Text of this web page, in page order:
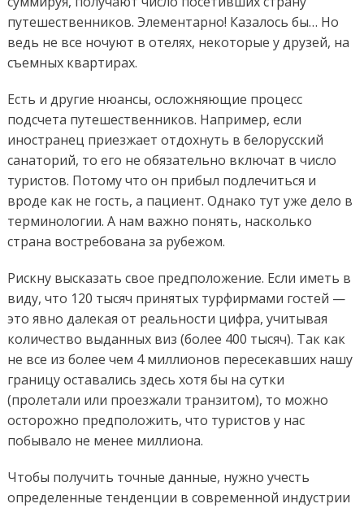
путешественников. Элементарно! Казалось бы… Но
ведь не все ночуют в отелях, некоторые у друзей, на
съемных квартирах.
Есть и другие нюансы, осложняющие процесс
подсчета путешественников. Например, если
иностранец приезжает отдохнуть в белорусский
санаторий, то его не обязательно включат в число
туристов. Потому что он прибыл подлечиться и
вроде как не гость, а пациент. Однако тут уже дело в
терминологии. А нам важно понять, насколько
страна востребована за рубежом.
Рискну высказать свое предположение. Если иметь в
виду, что 120 тысяч принятых турфирмами гостей —
это явно далекая от реальности цифра, учитывая
количество выданных виз (более 400 тысяч). Так как
не все из более чем 4 миллионов пересекавших нашу
границу оставались здесь хотя бы на сутки
(пролетали или проезжали транзитом), то можно
осторожно предположить, что туристов у нас
побывало не менее миллиона.
Чтобы получить точные данные, нужно учесть
определенные тенденции в современной индустрии